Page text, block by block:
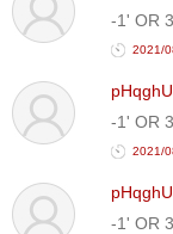
-1' OR
2021/
-1' OR
2021/
-1' OR